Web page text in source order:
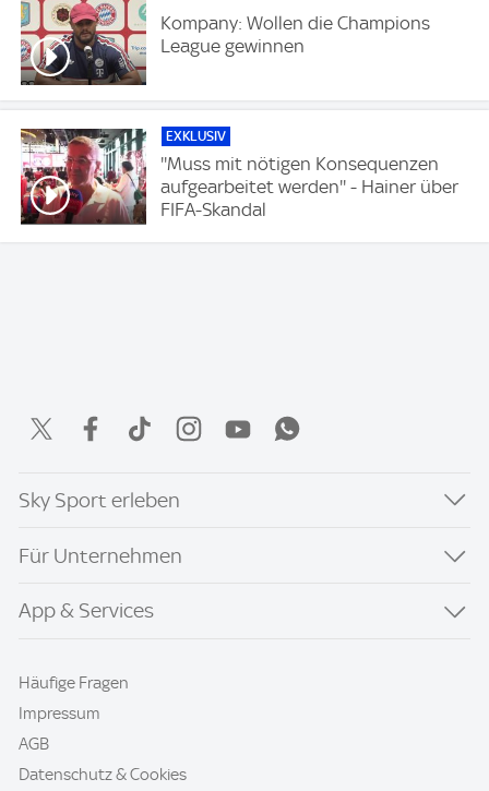
Kompany: Wollen die Champions
League gewinnen
EXKLUSIV
''Muss mit nötigen Konsequenzen
aufgearbeitet werden'' - Hainer über
FIFA-Skandal
Sky Sport erleben
Für Unternehmen
App & Services
Häufige Fragen
Impressum
AGB
Datenschutz & Cookies